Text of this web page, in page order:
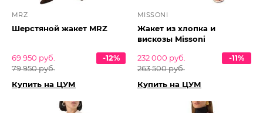
MRZ
Шерстяной жакет MRZ
69 950 руб.
79 950 руб.
-12%
Купить на ЦУМ
MISSONI
Жакет из хлопка и
вискозы Missoni
232 000 руб.
263 500 руб.
-11%
Купить на ЦУМ